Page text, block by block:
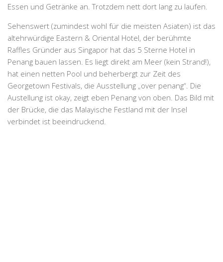
Essen und Getränke an. Trotzdem nett dort lang zu laufen.
Sehenswert (zumindest wohl für die meisten Asiaten) ist das
altehrwürdige Eastern & Oriental Hotel, der berühmte
Raffles Gründer aus Singapor hat das 5 Sterne Hotel in
Penang bauen lassen. Es liegt direkt am Meer (kein Strand!),
hat einen netten Pool und beherbergt zur Zeit des
Georgetown Festivals, die Ausstellung „over penang“. Die
Austellung ist okay, zeigt eben Penang von oben. Das Bild mit
der Brücke, die das Malayische Festland mit der Insel
verbindet ist beeindruckend.